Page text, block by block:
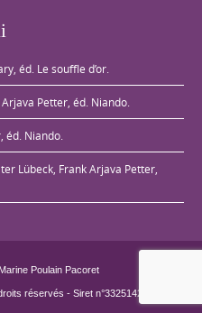
éd. Le souffle d’or.
Arjava Petter, éd. Niando.
éd. Niando.
Lübeck, Frank Arjava Petter,
Poulain Pacoret
réservés - Siret n°33251429800022